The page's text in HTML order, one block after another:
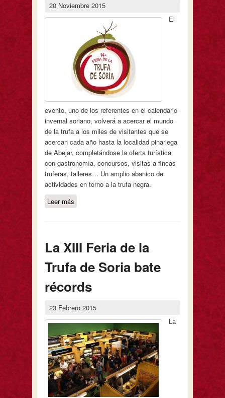
20 Noviembre 2015
El
evento, uno de los referentes en el calendario
invernal soriano, volverá a acercar el mundo
de la trufa a los miles de visitantes que se
acercan cada año hasta la localidad pinariega
de Abejar, completándose la oferta turística
con gastronomía, concursos, visitas a fincas
truferas, talleres… Un amplio abanico de
actividades en torno a la trufa negra.
Leer más
en Abejar los días 20 y 21 de febrero
La XIII Feria de la
Trufa de Soria bate
récords
23 Febrero 2015
La